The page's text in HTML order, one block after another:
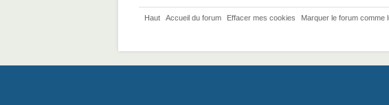
Haut Accueil du forum Effacer mes cookies Marquer le forum comme